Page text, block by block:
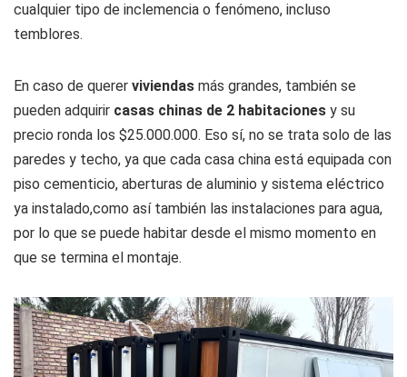
cualquier tipo de inclemencia o fenómeno, incluso
temblores.
En caso de querer viviendas más grandes, también se
pueden adquirir casas chinas de 2 habitaciones y su
precio ronda los $25.000.000. Eso sí, no se trata solo de las
paredes y techo, ya que cada casa china está equipada con
piso cementicio, aberturas de aluminio y sistema eléctrico
ya instalado,como así también las instalaciones para agua,
por lo que se puede habitar desde el mismo momento en
que se termina el montaje.